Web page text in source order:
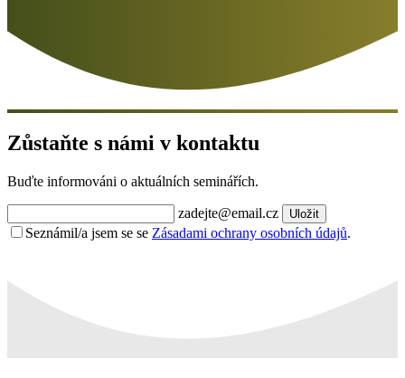
Zůstaňte s námi v kontaktu
Buďte informováni o aktuálních seminářích.
zadejte@email.cz Uložit
Seznámil/a jsem se se Zásadami ochrany osobních údajů.